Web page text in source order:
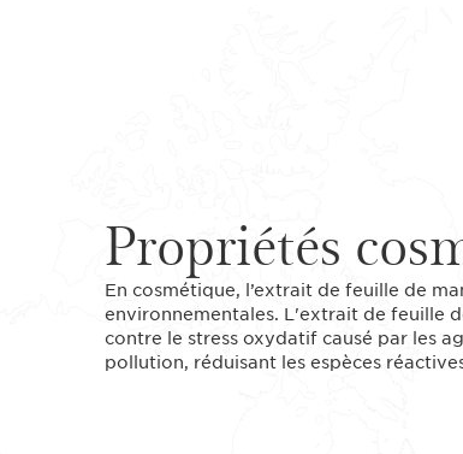
Propriétés
En cosmétique, l’extrait de feuille de
environnementales. L'extrait de feuille
contre le stress oxydatif causé par les
pollution, réduisant les espèces